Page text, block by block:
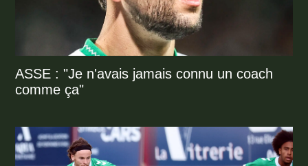
ASSE : "Je n'avais jamais connu un coach
comme ça"